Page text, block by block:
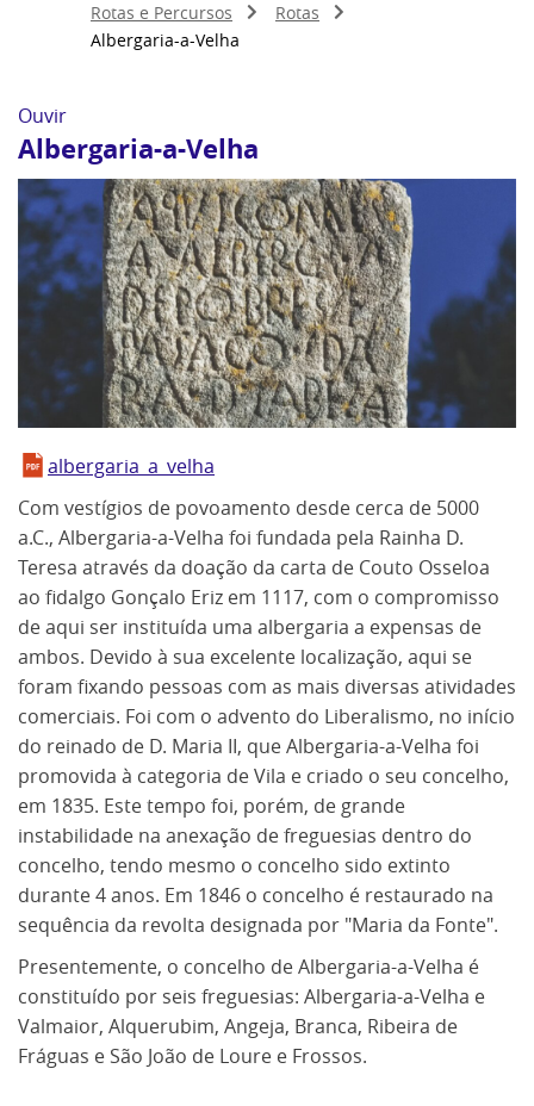
Rotas e Percursos
Rotas
Albergaria-a-Velha
Ouvir
Albergaria-a-Velha
albergaria_a_velha
Com vestígios de povoamento desde cerca de 5000
a.C., Albergaria-a-Velha foi fundada pela Rainha D.
Teresa através da doação da carta de Couto Osseloa
ao fidalgo Gonçalo Eriz em 1117, com o compromisso
de aqui ser instituída uma albergaria a expensas de
ambos. Devido à sua excelente localização, aqui se
foram fixando pessoas com as mais diversas atividades
comerciais. Foi com o advento do Liberalismo, no início
do reinado de D. Maria II, que Albergaria-a-Velha foi
promovida à categoria de Vila e criado o seu concelho,
em 1835. Este tempo foi, porém, de grande
instabilidade na anexação de freguesias dentro do
concelho, tendo mesmo o concelho sido extinto
durante 4 anos. Em 1846 o concelho é restaurado na
sequência da revolta designada por "Maria da Fonte".
Presentemente, o concelho de Albergaria-a-Velha é
constituído por seis freguesias: Albergaria-a-Velha e
Valmaior, Alquerubim, Angeja, Branca, Ribeira de
Fráguas e São João de Loure e Frossos.